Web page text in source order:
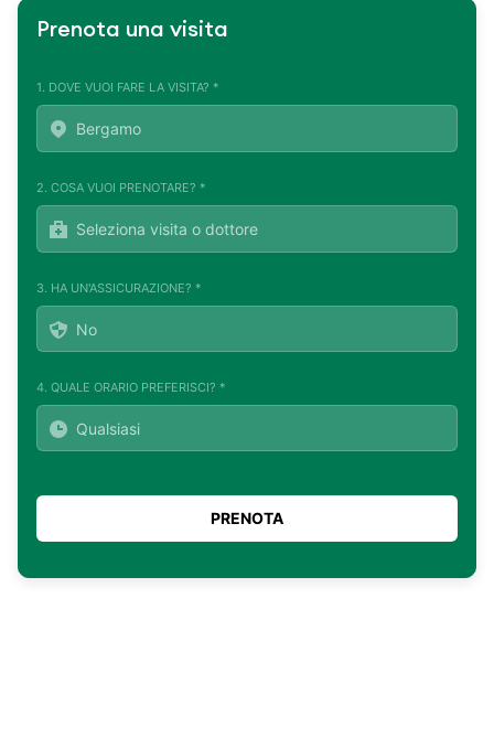
Prenota una visita
1. DOVE VUOI FARE LA VISITA? *
2. COSA VUOI PRENOTARE? *
3. HA UN'ASSICURAZIONE? *
4. QUALE ORARIO PREFERISCI? *